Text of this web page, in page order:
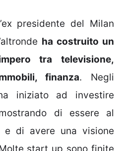
presidente del Milan
ha costruito un
tra televisione,
finanza. Negli
iniziato ad investire
di essere al
di avere una visione